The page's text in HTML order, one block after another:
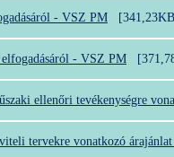
- VSZ PM
- VSZ PM
ellenőri tevékenységre
tervekre vonatkozó